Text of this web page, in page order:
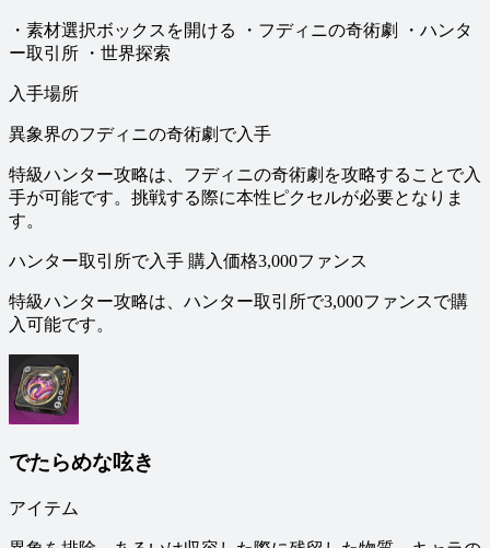
・素材選択ボックスを開ける ・フディニの奇術劇 ・ハンタ
ー取引所 ・世界探索
入手場所
異象界のフディニの奇術劇で入手
特級ハンター攻略は、フディニの奇術劇を攻略することで入
手が可能です。挑戦する際に本性ピクセルが必要となりま
す。
ハンター取引所で入手 購入価格3,000ファンス
特級ハンター攻略は、ハンター取引所で3,000ファンスで購
入可能です。
でたらめな呟き
アイテム